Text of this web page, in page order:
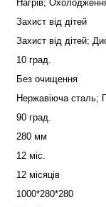
Нагрів;
Захист від дітей
Захист від дітей;
10 град.
Без очищення
Нержавіюча сталь;
90 град.
280 мм
12 міс.
12 місяців
1000*280*280